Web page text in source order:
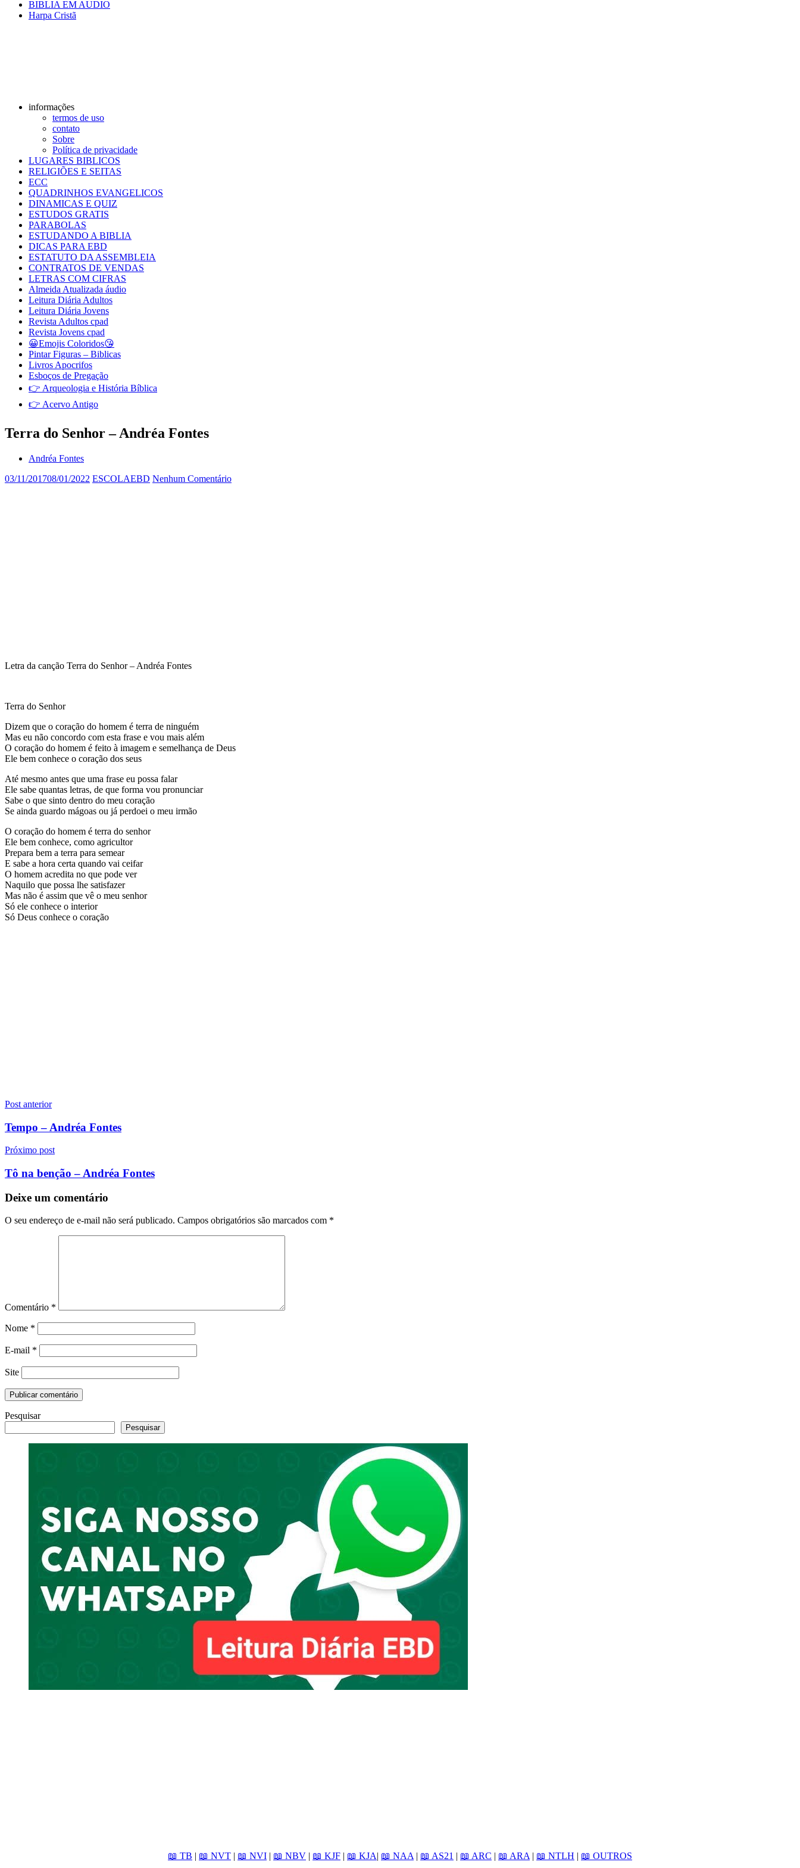
BIBLIA EM AUDIO
Harpa Cristã
informações
termos de uso
contato
Sobre
Política de privacidade
LUGARES BIBLICOS
RELIGIÕES E SEITAS
ECC
QUADRINHOS EVANGELICOS
DINAMICAS E QUIZ
ESTUDOS GRATIS
PARABOLAS
ESTUDANDO A BIBLIA
DICAS PARA EBD
ESTATUTO DA ASSEMBLEIA
CONTRATOS DE VENDAS
LETRAS COM CIFRAS
Almeida Atualizada áudio
Leitura Diária Adultos
Leitura Diária Jovens
Revista Adultos cpad
Revista Jovens cpad
😀Emojis Coloridos😘
Pintar Figuras – Biblicas
Livros Apocrifos
Esboços de Pregação
👉 Arqueologia e História Bíblica
👉 Acervo Antigo
Terra do Senhor – Andréa Fontes
Andréa Fontes
03/11/201708/01/2022 ESCOLAEBD Nenhum Comentário
Letra da canção Terra do Senhor – Andréa Fontes
Terra do Senhor
Dizem que o coração do homem é terra de ninguém
Mas eu não concordo com esta frase e vou mais além
O coração do homem é feito à imagem e semelhança de Deus
Ele bem conhece o coração dos seus
Até mesmo antes que uma frase eu possa falar
Ele sabe quantas letras, de que forma vou pronunciar
Sabe o que sinto dentro do meu coração
Se ainda guardo mágoas ou já perdoei o meu irmão
O coração do homem é terra do senhor
Ele bem conhece, como agricultor
Prepara bem a terra para semear
E sabe a hora certa quando vai ceifar
O homem acredita no que pode ver
Naquilo que possa lhe satisfazer
Mas não é assim que vê o meu senhor
Só ele conhece o interior
Só Deus conhece o coração
Navegação
de
Post
Post anterior
Tempo – Andréa Fontes
Próximo post
Tô na benção – Andréa Fontes
Deixe um comentário
O seu endereço de e-mail não será publicado. Campos obrigatórios são marcados com *
Comentário *
Nome *
E-mail *
Site
Pesquisar
Pesquisar
📖 TB | 📖 NVT | 📖 NVI | 📖 NBV | 📖 KJF | 📖 KJA| 📖 NAA| 📖 AS21 | 📖 ARC | 📖 ARA| 📖 NTLH | 📖 OUTROS